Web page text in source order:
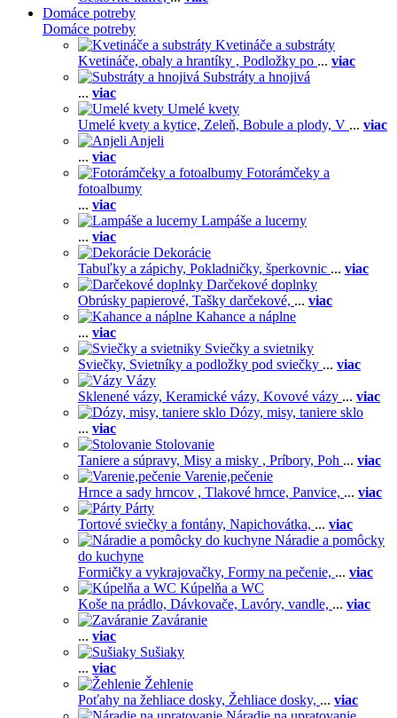
Domáce potreby
Domáce potreby
Kvetináče a substráty
Kvetináče, obaly a hrantíky , Podložky po ... viac
Substráty a hnojivá
... viac
Umelé kvety
Umelé kvety a kytice, Zeleň, Bobule a plody, V ... viac
Anjeli
... viac
Fotorámčeky a
fotoalbumy
... viac
Lampáše a lucerny
... viac
Dekorácie
Tabuľky a zápichy, Pokladničky, šperkovnic ... viac
Darčekové doplnky
Obrúsky papierové, Tašky darčekové, ... viac
Kahance a náplne
... viac
Sviečky a svietniky
Sviečky, Svietníky a podložky pod sviečky ... viac
Vázy
Sklenené vázy, Keramické vázy, Kovové vázy ... viac
Dózy, misy, taniere sklo
... viac
Stolovanie
Taniere a súpravy, Misy a misky , Príbory, Poh ... viac
Varenie,pečenie
Hrnce a sady hrncov , Tlakové hrnce, Panvice, ... viac
Párty
Tortové sviečky a fontány, Napichovátka, ... viac
Náradie a pomôcky
do kuchyne
Formičky a vykrajovačky, Formy na pečenie, ... viac
Kúpelňa a WC
Koše na prádlo, Dávkovače, Lavóry, vandle, ... viac
Zaváranie
... viac
Sušiaky
... viac
Žehlenie
Poťahy na žehliace dosky, Žehliace dosky, ... viac